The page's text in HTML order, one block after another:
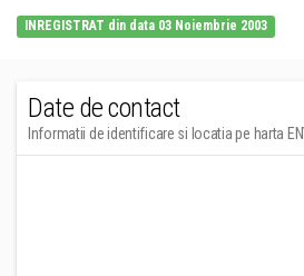
INREGISTRAT din data 03 Noiembrie 2003
Date de contact
Informatii de identificare si locatia pe harta ENY